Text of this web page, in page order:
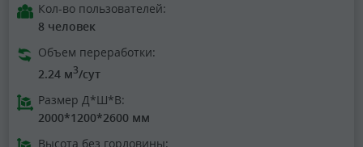
Кол-во пользователей:
8 человек
Объем переработки:
2.24 м3/сут
Размер Д*Ш*В:
2000*1200*2600 мм
Высота без горловины: